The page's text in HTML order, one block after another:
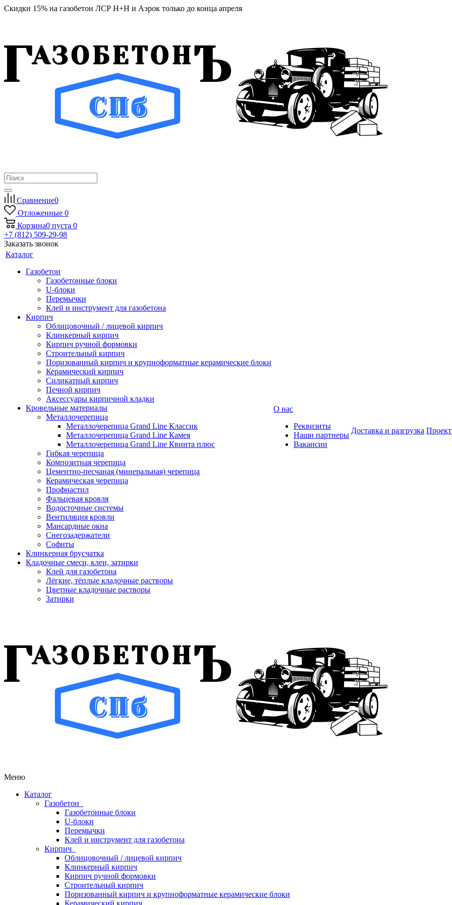
Скидки 15% на газобетон ЛСР Н+Н и Аэрок только до конца апреля
Сравнение0
Отложенные 0
Корзина0 пуста 0
+7 (812) 509-29-98
Заказать звонок
Каталог
Газобетон
Газобетонные блоки
U-блоки
Перемычки
Клей и инструмент для газобетона
Кирпич
Облицовочный / лицевой кирпич
Клинкерный кирпич
Кирпич ручной формовки
Строительный кирпич
Поризованный кирпич и крупноформатные керамические блоки
Керамический кирпич
Силикатный кирпич
Печной кирпич
Аксессуары кирпичной кладки
Кровельные материалы
Металлочерепица
Металлочерепица Grand Line Классик
Металлочерепица Grand Line Камея
Металлочерепица Grand Line Квинта плюс
Гибкая черепица
Композитная черепица
Цементно-песчаная (минеральная) черепица
Керамическая черепица
Профнастил
Фальцевая кровля
Водосточные системы
Вентиляция кровли
Мансардные окна
Снегозадержатели
Софиты
Клинкерная брусчатка
Кладочные смеси, клеи, затирки
Клей для газобетона
Лёгкие, тёплые кладочные растворы
Цветные кладочные растворы
Затирки
О нас
Реквизиты
Наши партнеры
Вакансии
Доставка и разгрузка
Меню
Каталог
Газобетон
Газобетонные блоки
U-блоки
Перемычки
Клей и инструмент для газобетона
Кирпич
Облицовочный / лицевой кирпич
Клинкерный кирпич
Кирпич ручной формовки
Строительный кирпич
Поризованный кирпич и крупноформатные керамические блоки
Керамический кирпич